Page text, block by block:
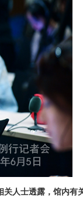
人士透露，馆内有